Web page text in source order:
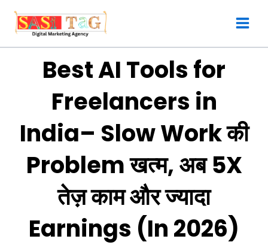
content
Best AI Tools for
Freelancers in
India– Slow Work की
Problem खत्म, अब 5X
तेज़ काम और ज्यादा
Earnings (In 2026)